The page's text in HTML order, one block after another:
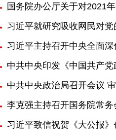
国务院办公厅关于对2021
习近平就研究吸收网民对
习近平主持召开中央全面
中共中央印发《中国共产党
中共中央政治局召开会议
李克强主持召开国务院常务
习近平致信祝贺《大公报